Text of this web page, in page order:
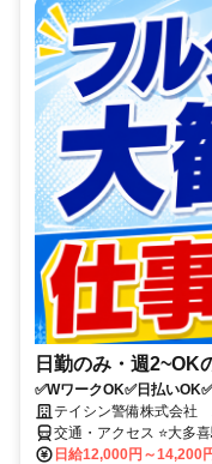
日勤のみ・週2~OK
✅WワークOK✅日払い
テイシン警備株式会社
交通・アクセス ⭐大多
移動の心配は不要です♪
日給12,000円～14,200